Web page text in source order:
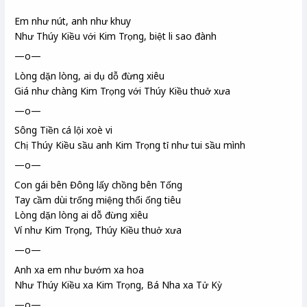
Em như nút, anh như khuy
Như Thúy Kiều với Kim Trọng, biệt li sao đành
—o—
Lòng dặn lòng, ai dụ dỗ đừng xiêu
Giá như chàng Kim Trọng với Thúy Kiều thuở xưa
—o—
Sông Tiền cá lội xoè vi
Chị Thúy Kiều sầu anh Kim Trọng tỉ nhưtui sầu mình
—o—
Con gái bên Đông lấy chồng bên Tống
Tay cầm dùi trống miệng thổi ống tiêu
Lòng dặn lòng ai dỗ đừng xiêu
Ví như Kim Trọng, Thúy Kiều thuở xưa
—o—
Anh xa em như bướm xa hoa
Như Thúy Kiều xa Kim Trọng, Bá Nha xa Tử Kỳ
—o—